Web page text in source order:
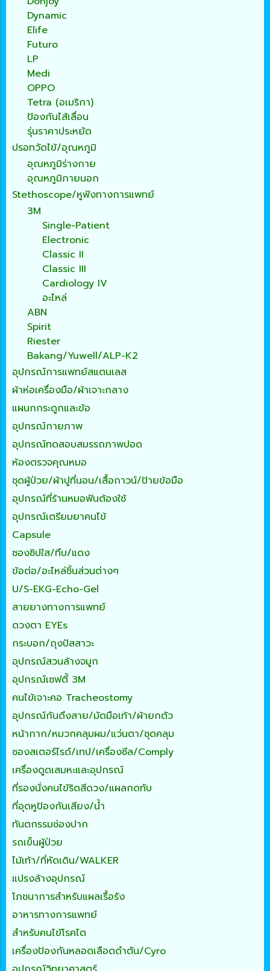
Dynamic
Elife
Futuro
LP
Medi
OPPO
Tetra (อเมริกา)
ป้องกันไส้เลื่อน
รุ่นราคาประหยัด
ปรอทวัดไข้/อุณหภูมิ
อุณหภูมิร่างกาย
อุณหภูมิภายนอก
Stethoscope/หูฟังทางการแพทย์
3M
Single-Patient
Electronic
Classic II
Classic III
Cardiology IV
อะไหล่
ABN
Spirit
Riester
Bakang/Yuwell/ALP-K2
อุปกรณ์การแพทย์สแตนเลส
ผ้าห่อเครื่องมือ/ผ้าเจาะกลาง
แผนกกระดูกและข้อ
อุปกรณ์กายภาพ
อุปกรณ์ทดสอบสมรรถภาพปอด
ห้องตรวจคุณหมอ
ชุดผู้ป่วย/ผ้าปูที่นอน/เสื้อกาวน์/ป้ายข้อมือ
อุปกรณ์ที่ร้านหมอฟันต้องใช้
อุปกรณ์เตรียมยาคนไข้
Capsule
ซองซิปใส/ทึบ/แดง
ข้อต่อ/อะไหล่ชิ้นส่วนต่างๆ
U/S-EKG-Echo-Gel
สายยางทางการแพทย์
ดวงตา EYEs
กระบอก/ถุงปัสสาวะ
อุปกรณ์สวนล้างจมูก
อุปกรณ์เซฟตี้ 3M
คนไข้เจาะคอ Tracheostomy
อุปกรณ์กันดึงสาย/มัดมือเท้า/ผ้ายกตัว
หน้ากาก/หมวกคลุมผม/แว่นตา/ชุดคลุม
ซองสเตอร์ไรด์/เทป/เครื่องซีล/Comply
เครื่องดูดเสมหะและอุปกรณ์
ที่รองนั่งคนไข้ริดสีดวง/แผลกดทับ
ที่อุดหูป้องกันเสียง/น้ำ
ทันตกรรมช่องปาก
รถเข็นผู้ป่วย
ไม้เท้า/ที่หัดเดิน/WALKER
แปรงล้างอุปกรณ์
โภชนาการสำหรับแผลเรื้อรัง
อาหารทางการแพทย์
สำหรับคนไข้โรคไต
เครื่องป้องกันหลอดเลือดดำตัน/Cyro